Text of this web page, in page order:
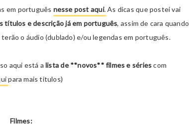
em português nesse post aqui.As dicas que postei vai
títulos e descriçãojáem português, assim de cara quando
o áudio (dublado) e/ou legendas em português.
aqui está alista de **novos** filmes e sériescom
para mais titulos)
Filmes: